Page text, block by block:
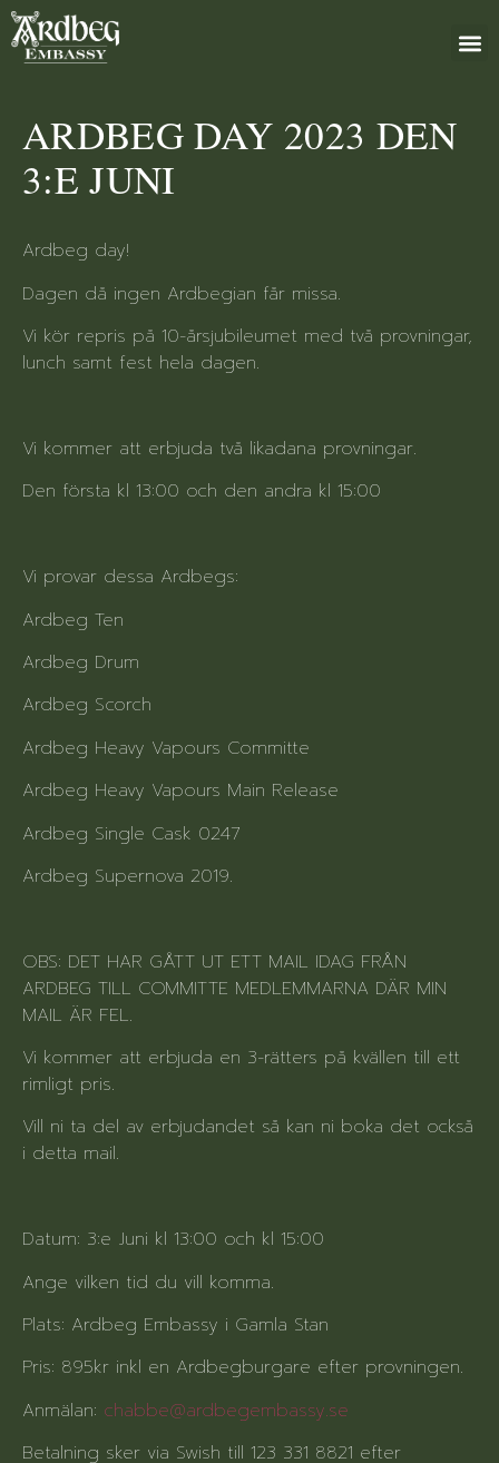
ARDBEG DAY 2023 DEN
3:E JUNI
Ardbeg day!
Dagen då ingen Ardbegian får missa.
Vi kör repris på 10-årsjubileumet med två provningar,
lunch samt fest hela dagen.
Vi kommer att erbjuda två likadana provningar.
Den första kl 13:00 och den andra kl 15:00
Vi provar dessa Ardbegs:
Ardbeg Ten
Ardbeg Drum
Ardbeg Scorch
Ardbeg Heavy Vapours Committe
Ardbeg Heavy Vapours Main Release
Ardbeg Single Cask 0247
Ardbeg Supernova 2019.
OBS: DET HAR GÅTT UT ETT MAIL IDAG FRÅN
ARDBEG TILL COMMITTE MEDLEMMARNA DÄR MIN
MAIL ÄR FEL.
Vi kommer att erbjuda en 3-rätters på kvällen till ett
rimligt pris.
Vill ni ta del av erbjudandet så kan ni boka det också
i detta mail.
Datum: 3:e Juni kl 13:00 och kl 15:00
Ange vilken tid du vill komma.
Plats: Ardbeg Embassy i Gamla Stan
Pris: 895kr inkl en Ardbegburgare efter provningen.
Anmälan: chabbe@ardbegembassy.se
Betalning sker via Swish till 123 331 8821 efter